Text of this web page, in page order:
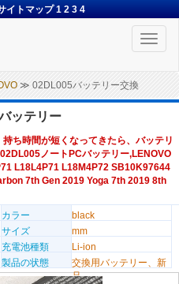
イトマップ 1 2 3 4
Toggle
≫ 02DL005バッテリー交換
ッテリー
ち時間が短くなってきたら、バッテリ
ノートPCバッテリー,LENOVO
L18L4P71 L18M4P72 SB10K97644
7th Gen 2019 Yoga 7th 2019 8th
カラー
black
サイズ
mm
充電池種類
Li-ion
製品の状態
交換用バッテリー、新
品